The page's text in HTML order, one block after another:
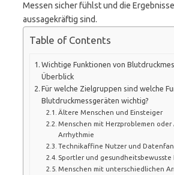
Messen sicher fühlst und die
aussagekräftig sind.
Table of Contents
Wichtige Funktionen von
Überblick
Für welche Zielgruppen sind welche
Blutdruckmessgeräten wichtig?
Ältere Menschen und Einsteiger
Menschen mit Herzproblemen oder
Arrhythmie
Technikaffine Nutzer und
Sportler und gesundheitsbewusste
Menschen mit unterschiedlichen